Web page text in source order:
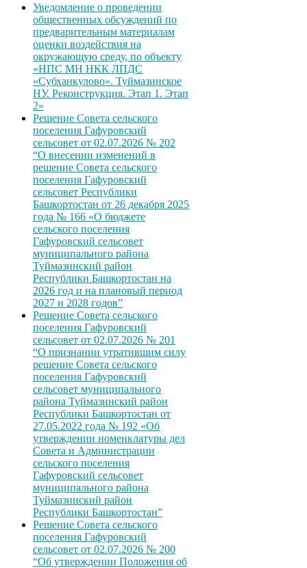
Уведомление о проведении
общественных обсуждений по
предварительным материалам
оценки воздействия на
окружающую среду, по объекту
«НПС МН НКК ЛПДС
«Субханкулово». Туймазинское
НУ. Реконструкция. Этап 1. Этап
2»
Решение Совета сельского
поселения Гафуровский
сельсовет от 02.07.2026 № 202
“О внесении изменений в
решение Совета сельского
поселения Гафуровский
сельсовет Республики
Башкортостан от 26 декабря 2025
года № 166 «О бюджете
сельского поселения
Гафуровский сельсовет
муниципального района
Туймазинский район
Республики Башкортостан на
2026 год и на плановый период
2027 и 2028 годов”
Решение Совета сельского
поселения Гафуровский
сельсовет от 02.07.2026 № 201
“О признании утратившим силу
решение Совета сельского
поселения Гафуровский
сельсовет муниципального
района Туймазинский район
Республики Башкортостан от
27.05.2022 года № 192 «Об
утверждении номенклатуры дел
Совета и Администрации
сельского поселения
Гафуровский сельсовет
муниципального района
Туймазинский район
Республики Башкортостан”
Решение Совета сельского
поселения Гафуровский
сельсовет от 02.07.2026 № 200
“Об утверждении Положения об